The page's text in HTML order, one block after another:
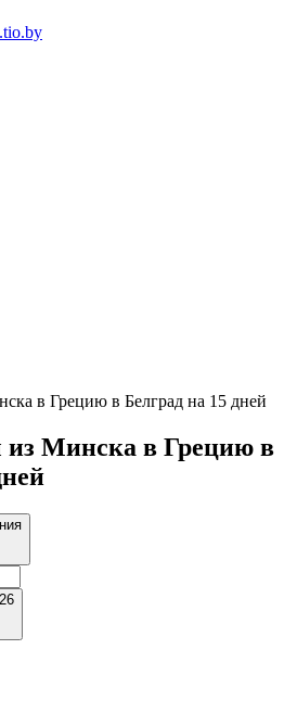
Минска в Грецию в